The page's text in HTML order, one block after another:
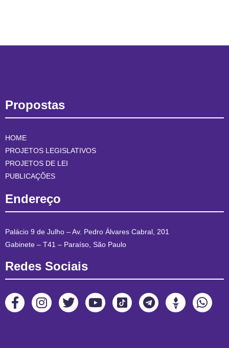
Propostas
HOME
PROJETOS LEGISLATIVOS
PROJETOS DE LEI
PUBLICAÇÕES
Endereço
Palácio 9 de Julho – Av. Pedro Álvares Cabral, 201
Gabinete – T41 – Paraíso, São Paulo
Redes Sociais